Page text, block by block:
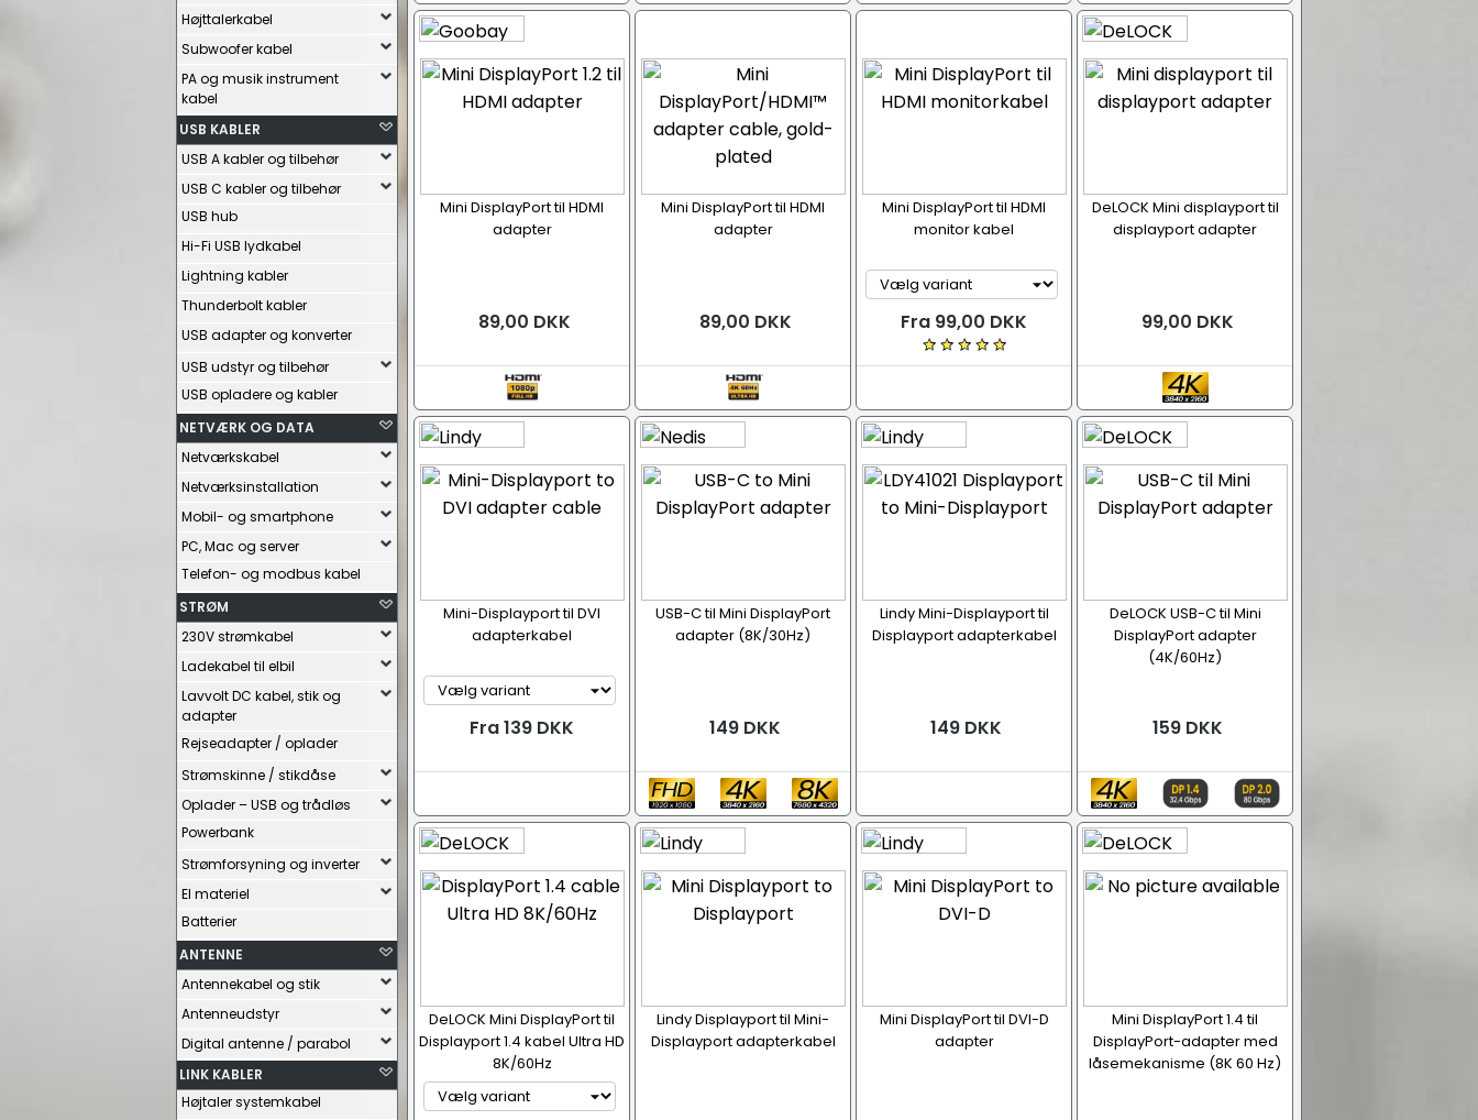
Højttalerkabel
Subwoofer kabel
PA og musik instrument
kabel
USB KABLER
USB A kabler og tilbehør
USB C kabler og tilbehør
USB hub
Hi-Fi USB lydkabel
Lightning kabler
Thunderbolt kabler
USB adapter og konverter
USB udstyr og tilbehør
USB opladere og kabler
NETVÆRK OG DATA
Netværkskabel
Netværksinstallation
Mobil- og smartphone
PC, Mac og server
Telefon- og modbus kabel
STRØM
230V strømkabel
Ladekabel til elbil
Lavvolt DC kabel, stik og
adapter
Rejseadapter / oplader
Strømskinne / stikdåse
Oplader – USB og trådløs
Powerbank
Strømforsyning og inverter
El materiel
Batterier
ANTENNE
Antennekabel og stik
Antenneudstyr
Digital antenne / parabol
LINK KABLER
Højtaler systemkabel
Mini DisplayPort til HDMI
adapter
89,00 DKK
Mini DisplayPort til HDMI
adapter
89,00 DKK
Mini DisplayPort til HDMI
monitor kabel
Fra 99,00 DKK
DeLOCK Mini displayport til
displayport adapter
99,00 DKK
Mini-Displayport til DVI
adapterkabel
Fra 139 DKK
USB-C til Mini DisplayPort
adapter (8K/30Hz)
149 DKK
Lindy Mini-Displayport til
Displayport adapterkabel
149 DKK
DeLOCK USB-C til Mini
DisplayPort adapter
(4K/60Hz)
159 DKK
DeLOCK Mini DisplayPort til
Displayport 1.4 kabel Ultra HD
8K/60Hz
Lindy Displayport til Mini-
Displayport adapterkabel
Mini DisplayPort til DVI-D
adapter
Mini DisplayPort 1.4 til
DisplayPort-adapter med
låsemekanisme (8K 60 Hz)